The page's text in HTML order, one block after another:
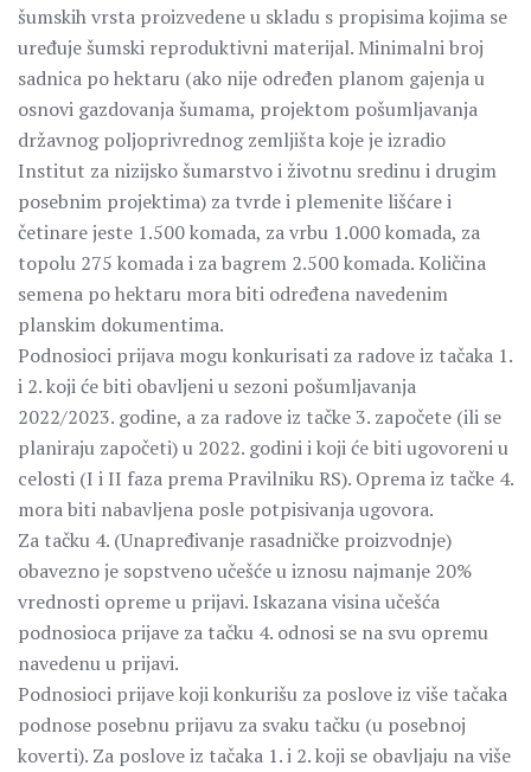
šumskih vrsta proizvedene u skladu s propisima kojima se
uređuje šumski reproduktivni materijal. Minimalni broj
sadnica po hektaru (ako nije određen planom gajenja u
osnovi gazdovanja šumama, projektom pošumljavanja
državnog poljoprivrednog zemljišta koje je izradio
Institut za nizijsko šumarstvo i životnu sredinu i drugim
posebnim projektima) za tvrde i plemenite lišćare i
četinare jeste 1.500 komada, za vrbu 1.000 komada, za
topolu 275 komada i za bagrem 2.500 komada. Količina
semena po hektaru mora biti određena navedenim
planskim dokumentima.
Podnosioci prijava mogu konkurisati za radove iz tačaka 1.
i 2. koji će biti obavljeni u sezoni pošumljavanja
2022/2023. godine, a za radove iz tačke 3. započete (ili se
planiraju započeti) u 2022. godini i koji će biti ugovoreni u
celosti (I i II faza prema Pravilniku RS). Oprema iz tačke 4.
mora biti nabavljena posle potpisivanja ugovora.
Za tačku 4. (Unapređivanje rasadničke proizvodnje)
obavezno je sopstveno učešće u iznosu najmanje 20%
vrednosti opreme u prijavi. Iskazana visina učešća
podnosioca prijave za tačku 4. odnosi se na svu opremu
navedenu u prijavi.
Podnosioci prijave koji konkurišu za poslove iz više tačaka
podnose posebnu prijavu za svaku tačku (u posebnoj
koverti). Za poslove iz tačaka 1. i 2. koji se obavljaju na više